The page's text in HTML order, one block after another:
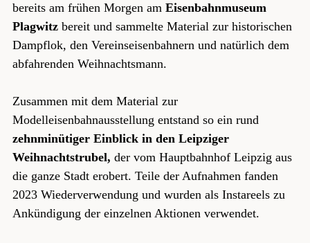
bereits am frühen Morgen am Eisenbahnmuseum
Plagwitz bereit und sammelte Material zur historischen
Dampflok, den Vereinseisenbahnern und natürlich dem
abfahrenden Weihnachtsmann.
Zusammen mit dem Material zur
Modelleisenbahnausstellung entstand so ein rund
zehnminütiger Einblick in den Leipziger
Weihnachtstrubel, der vom Hauptbahnhof Leipzig aus
die ganze Stadt erobert. Teile der Aufnahmen fanden
2023 Wiederverwendung und wurden als Instareels zu
Ankündigung der einzelnen Aktionen verwendet.